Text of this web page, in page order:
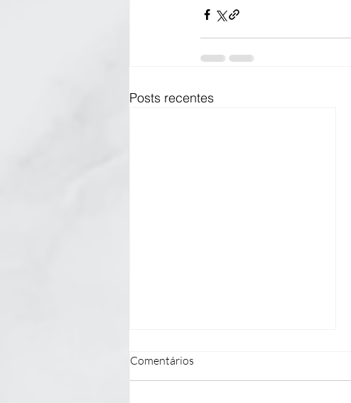
Posts recentes
Comentários